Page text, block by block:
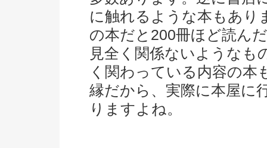
に触れるような本もあり
の本だと200冊ほど読ん
見全く関係ないようなも
く関わっている内容の本
縁だから、実際に本屋に
りますよね。